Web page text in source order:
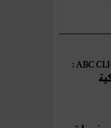
بنك ABC يطلق تطبيقته ABC CLIC :